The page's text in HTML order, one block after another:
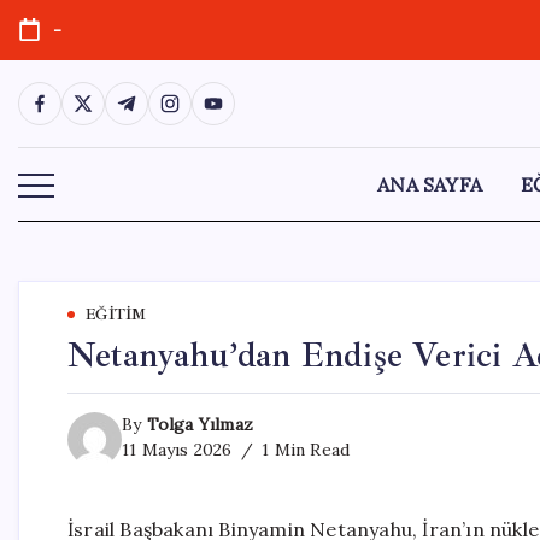
Skip
content
-
https://www.facebook.com/
https://twitter.com/
https://t.me/
https://www.instagram.com/
https://youtube.com/
ANA SAYFA
EĞITIM
Netanyahu’dan Endişe Verici
By Tolga Yılmaz
11 Mayıs 2026
1 Min Read
İsrail Başbakanı Binyamin Netanyahu, İran’ın